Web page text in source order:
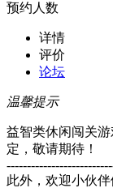
预约人数
详情
评价
论坛
温馨提示
益智类休闲闯关
定，敬请期待！
此外，欢迎小伙